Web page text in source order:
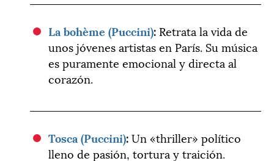
La bohème (Puccini): Retrata la vida de
unos jóvenes artistas en París. Su música
es puramente emocional y directa al
corazón.
Tosca (Puccini):Un «thriller» político
lleno de pasión, tortura y traición.